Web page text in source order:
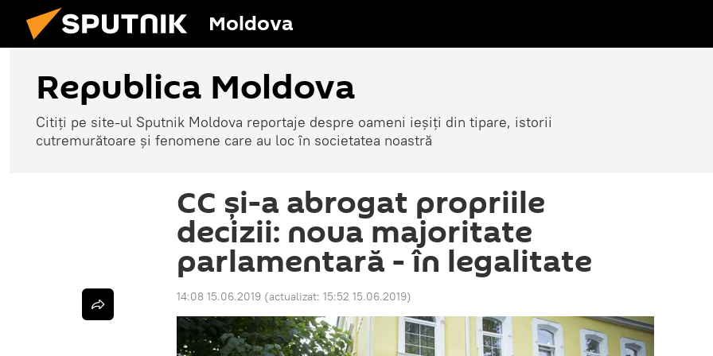
Moldova
Republica Moldova
Citiți pe site-ul Sputnik Moldova reportaje despre oameni ieșiți din tipare, istorii
cutremurătoare și fenomene care au loc în societatea noastră
CC și-a abrogat propriile
decizii: noua majoritate
parlamentară - în legalitate
14:08 15.06.2019 (actualizat: 15:52 15.06.2019)